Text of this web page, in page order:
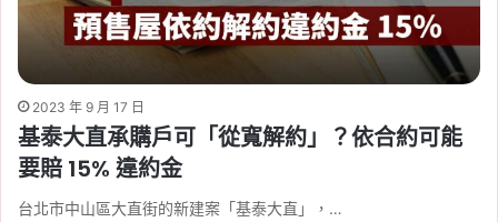
2023 年 9 月 17 日
基泰大直承購戶可「從寬解約」？依合約可能
要賠 15% 違約金
台北市中山區大直街的新建案「基泰大直」，…